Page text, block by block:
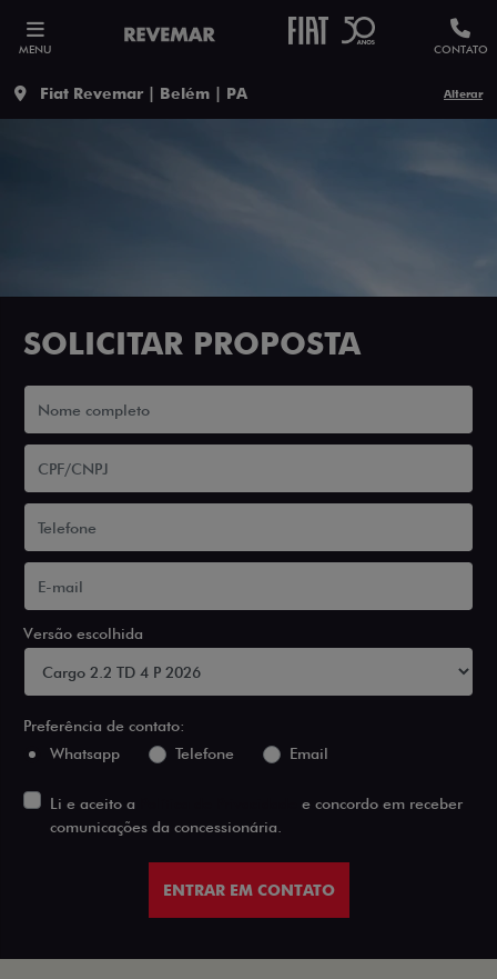
MENU CONTATO
Fiat Revemar | Belém | PA Alterar
SOLICITAR PROPOSTA
Versão escolhida
Preferência de contato:
Whatsapp
Telefone Email
Li e aceito a
e concordo em receber
comunicações da concessionária.
ENTRAR EM CONTATO